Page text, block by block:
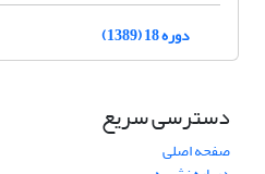
دوره 18 (1389)
دسترسی سریع
صفحه اصلی